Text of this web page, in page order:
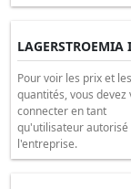
Pour voir les prix et les
quantités, vous devez
connecter en tant
qu'utilisateur autorisé
l'entreprise.